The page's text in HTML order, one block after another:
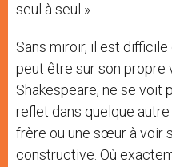
seul à seul ».
Sans miroir, il est
peut être sur son propre
Shakespeare, ne se voit
reflet dans quelque
frère ou une sœur à voir
constructive. Où